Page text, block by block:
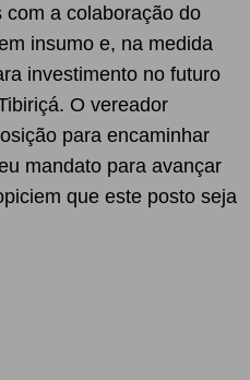
a colaboração do
insumo e, na medida
investimento no futuro
O vereador
para encaminhar
mandato para avançar
que este posto seja